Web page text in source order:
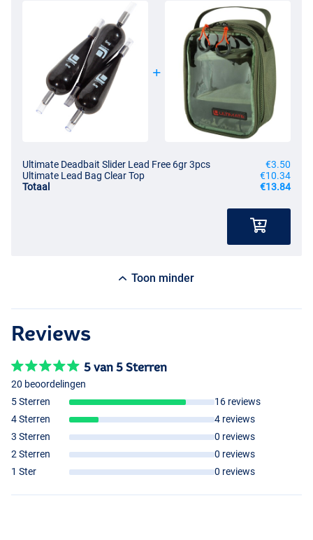
Ultimate Deadbait Slider Lead Free 6gr 3pcs
€3.50
Ultimate Lead Bag Clear Top
€10.34
Totaal
€13.84
Toon minder
Reviews
5 van 5 Sterren
20 beoordelingen
5 Sterren
16 reviews
4 Sterren
4 reviews
3 Sterren
0 reviews
2 Sterren
0 reviews
1 Ster
0 reviews